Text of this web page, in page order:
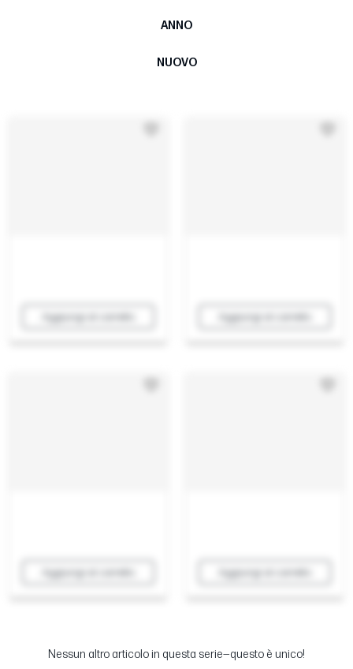
ANNO
NUOVO
Aggiungi al carrello Aggiungi al carrello
Aggiungi al carrello Aggiungi al carrello
Nessun altro articolo in questa serie—questo è unico!